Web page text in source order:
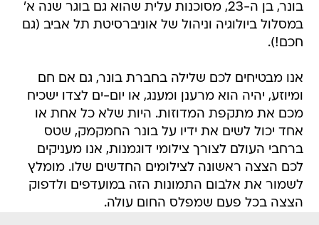
בונר, בן ה-23, מסוכנות עלית שהוא גם בוגר שנה א'
במסלול ביולוגיה וניהול של אוניברסיטת תל אביב (גם
חכם!).
אנו מבטיחים לכם שלילה בחברת בונר, גם אם חם
ומיוזע, יהיה הוא מרענן ומענג, או יום-ים לצדו ישכיח
מכם את מתקפת המדוזות. היות שלא כל אחת או
אחד יכול לשים את ידיו על בונר החמקמק, שטס
ברחבי העולם לצורך צילומי דוגמנות, אנו מעניקים
לכם הצצה ראשונה לצילומים החדשים שלו. מומלץ
לשמור את אלבום התמונות הזה במועדפים ולדפוק
הצצה בכל פעם שמפלס החום עולה.